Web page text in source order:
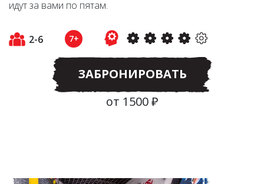
идут за вами по пятам.
2-6 7+
ЗАБРОНИРОВАТЬ
от 1500 ₽